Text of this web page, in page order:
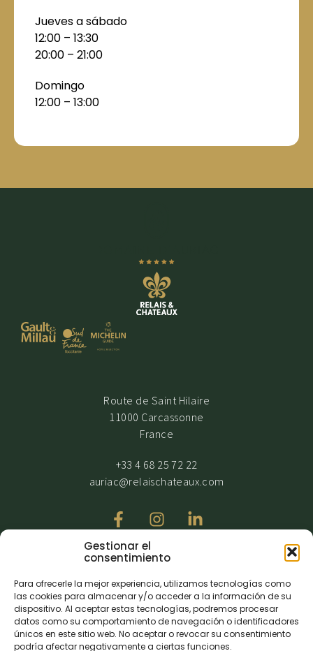
Gestionar el
consentimiento
Para ofrecerle la mejor experiencia, utilizamos tecnologías como
las cookies para almacenar y/o acceder a la información de su
dispositivo. Al aceptar estas tecnologías, podremos procesar
datos como su comportamiento de navegación o identificadores
únicos en este sitio web. No aceptar o revocar su consentimiento
podría afectar negativamente a ciertas funciones.
Jueves a sábado
12:00 – 13:30
20:00 – 21:00
Domingo
12:00 – 13:00
Route de Saint Hilaire
11000 Carcassonne
France
+33 4 68 25 72 22
auriac@relaischateaux.com
reducida. No obstante, dado que nuestro establecimiento cuenta
con ciertas exenciones, le rogamos que nos contacte para
organizar su visita.